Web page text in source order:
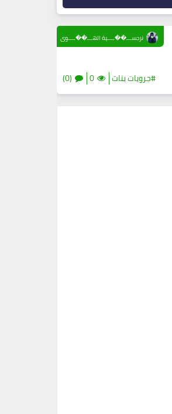
#جروبات بنات 0
(0)
نرجســـ��ــــية الهـــ��ــــوى